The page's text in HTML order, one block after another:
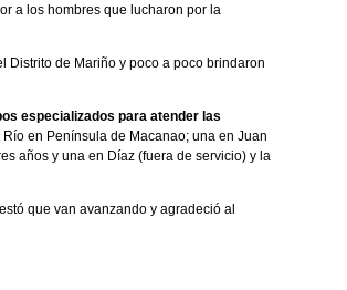
a los hombres que lucharon por la
Distrito de Mariño y poco a poco brindaron
especializados para atender las
en Península de Macanao; una en Juan
años y una en Díaz (fuera de servicio) y la
que van avanzando y agradeció al